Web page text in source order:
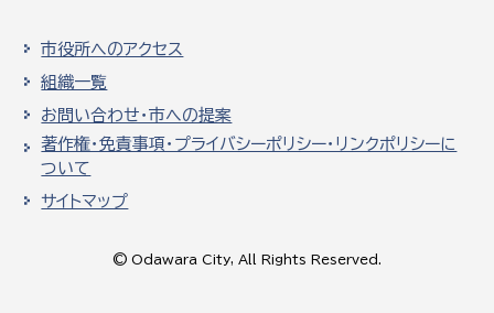
市役所へのアクセス
組織一覧
お問い合わせ・市への提案
著作権・免責事項・プライバシーポリシー・リンクポリシーに
ついて
サイトマップ
© Odawara City, All Rights Reserved.